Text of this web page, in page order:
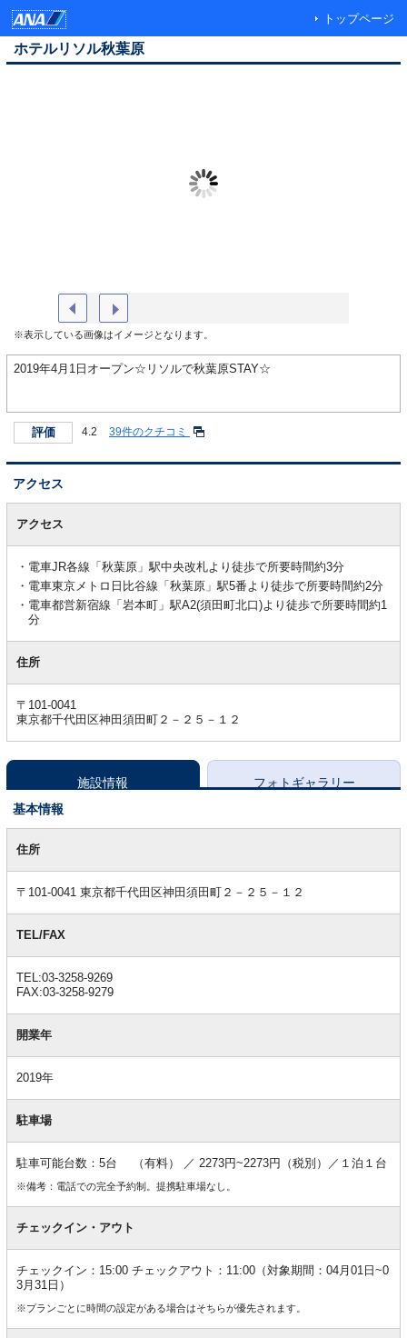
トップページ
ホテルリソル秋葉原
※表示している画像はイメージとなります。
2019年4月1日オープン☆リソルで秋葉原STAY☆
評価 4.2 39件のクチコミ
アクセス
アクセス
電車JR各線「秋葉原」駅中央改札より徒歩で所要時間約3分
電車東京メトロ日比谷線「秋葉原」駅5番より徒歩で所要時間約2分
電車都営新宿線「岩本町」駅A2(須田町北口)より徒歩で所要時間約1
分
住所
〒101-0041
東京都千代田区神田須田町２－２５－１２
施設情報
フォトギャラリー
基本情報
本住所
〒101-0041 東京都千代田区神田須田町２－２５－１２
TEL/FAX
TEL:03-3258-9269
FAX:03-3258-9279
開業年
2019年
駐車場
駐車可能台数：5台 （有料） ／ 2273円~2273円（税別）／１泊１台
※備考：電話での完全予約制。提携駐車場なし。
チェックイン・アウト
チェックイン：15:00 チェックアウト：11:00（対象期間：04月01日~0
3月31日）
※プランごとに時間の設定がある場合はそちらが優先されます。